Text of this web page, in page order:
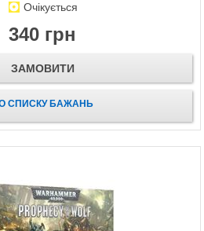
Очікується
340 грн
ЗАМОВИТИ
СПИСКУ БАЖАНЬ